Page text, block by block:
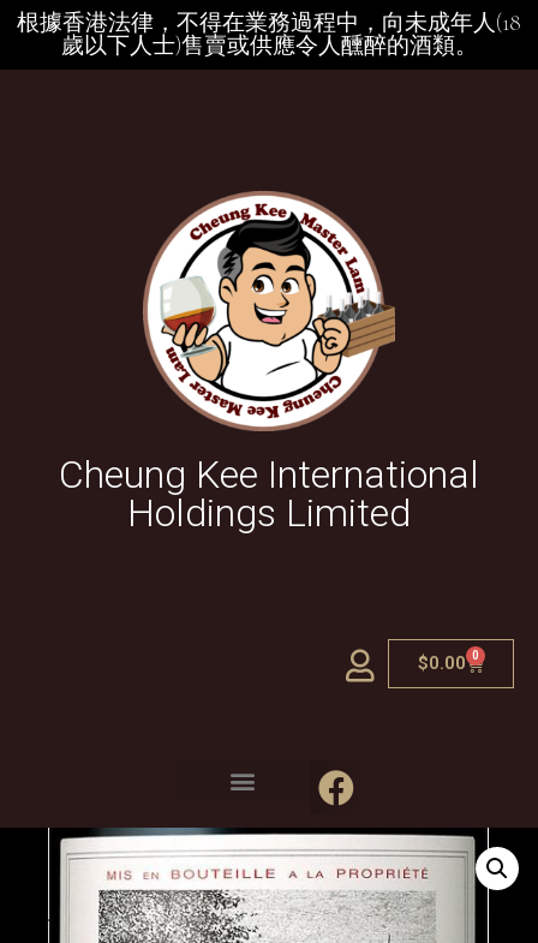
根據香港法律，不得在業務過程中，向未成年人(18
歲以下人士)售賣或供應令人醺醉的酒類。
Cheung Kee International
Holdings Limited
$0.00 0